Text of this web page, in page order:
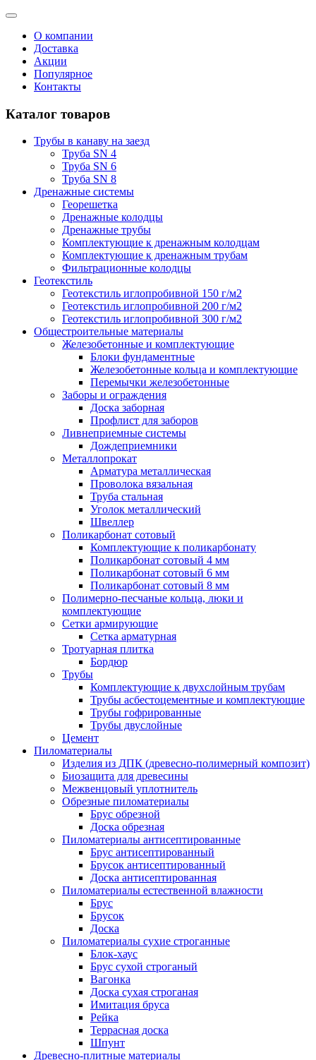
О компании
Доставка
Акции
Популярное
Контакты
Каталог товаров
Трубы в канаву на заезд
Труба SN 4
Труба SN 6
Труба SN 8
Дренажные системы
Георешетка
Дренажные колодцы
Дренажные трубы
Комплектующие к дренажным колодцам
Комплектующие к дренажным трубам
Фильтрационные колодцы
Геотекстиль
Геотекстиль иглопробивной 150 г/м2
Геотекстиль иглопробивной 200 г/м2
Геотекстиль иглопробивной 300 г/м2
Общестроительные материалы
Железобетонные и комплектующие
Блоки фундаментные
Железобетонные кольца и комплектующие
Перемычки железобетонные
Заборы и ограждения
Доска заборная
Профлист для заборов
Ливнеприемные системы
Дождеприемники
Металлопрокат
Арматура металлическая
Проволока вязальная
Труба стальная
Уголок металлический
Швеллер
Поликарбонат сотовый
Комплектующие к поликарбонату
Поликарбонат сотовый 4 мм
Поликарбонат сотовый 6 мм
Поликарбонат сотовый 8 мм
Полимерно-песчаные кольца, люки и
комплектующие
Сетки армирующие
Сетка арматурная
Тротуарная плитка
Бордюр
Трубы
Комплектующие к двухслойным трубам
Трубы асбестоцементные и комплектующие
Трубы гофрированные
Трубы двуслойные
Цемент
Пиломатериалы
Изделия из ДПК (древесно-полимерный композит)
Биозащита для древесины
Межвенцовый уплотнитель
Обрезные пиломатериалы
Брус обрезной
Доска обрезная
Пиломатериалы антисептированные
Брус антисептированный
Брусок антисептированный
Доска антисептированная
Пиломатериалы естественной влажности
Брус
Брусок
Доска
Пиломатериалы сухие строганные
Блок-хаус
Брус сухой строганый
Вагонка
Доска сухая строганая
Имитация бруса
Рейка
Террасная доска
Шпунт
Древесно-плитные материалы